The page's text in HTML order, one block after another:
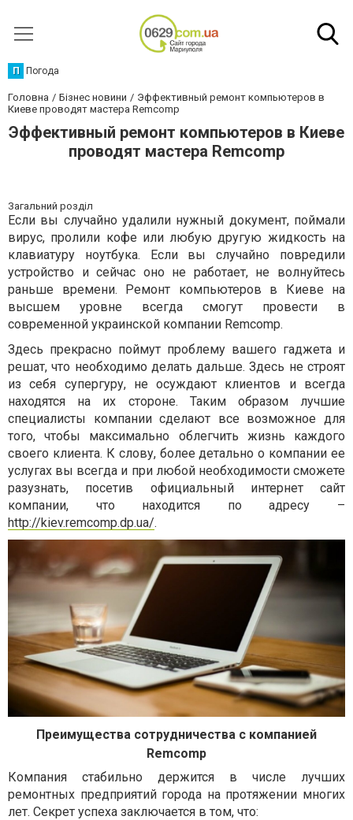
П Погода
Головна Бізнес новини
Эффективный ремонт компьютеров в
Киеве проводят мастера Remcomp
Эффективный ремонт компьютеров в Киеве
проводят мастера Remcomp
Загальний розділ
Если вы случайно удалили нужный документ, поймали
вирус, пролили кофе или любую другую жидкость на
клавиатуру ноутбука. Если вы случайно повредили
устройство и сейчас оно не работает, не волнуйтесь
раньше времени. Ремонт компьютеров в Киеве на
высшем уровне всегда смогут провести в
современной украинской компании Remcomp.
Здесь прекрасно поймут проблему вашего гаджета и
решат, что необходимо делать дальше. Здесь не строят
из себя супергуру, не осуждают клиентов и всегда
находятся на их стороне. Таким образом лучшие
специалисты компании сделают все возможное для
того, чтобы максимально облегчить жизнь каждого
своего клиента. К слову, более детально о компании ее
услугах вы всегда и при любой необходимости сможете
разузнать, посетив официальный интернет сайт
компании, что находится по адресу –
http://kiev.remcomp.dp.ua/.
Преимущества сотрудничества с компанией
Remcomp
Компания стабильно держится в числе лучших
ремонтных предприятий города на протяжении многих
лет. Секрет успеха заключается в том, что: